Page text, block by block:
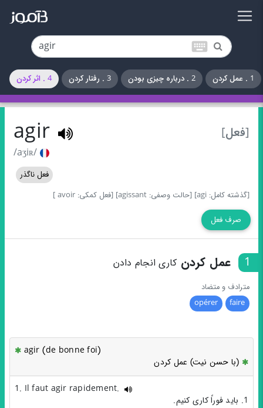
keyboard
1 . عمل کردن 2 . درباره چیزی بودن 3 . رفتار کردن 4 . اثر کردن
[فعل] agir
/aʒiʀ/
فعل ناگذر
[گذشته کامل: agi]
[حالت وصفی: agissant] [فعل کمکی: avoir ]
صرف فعل
1 عمل کردن کاری انجام دادن
مترادف و متضاد
faire
opérer
agir (de bonne foi)
(با حسن نیت) عمل کردن
1. Il faut agir rapidement.
1. باید فوراً کاری کنیم.